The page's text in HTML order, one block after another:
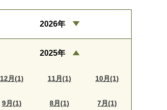
2026年
2025年
12月(1) 11月(1) 10月(1)
9月(1) 8月(1) 7月(1)